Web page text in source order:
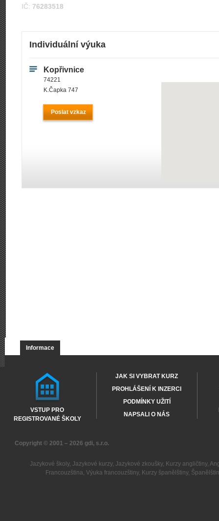
IČ: 76283518
Individuální výuka
Kopřivnice
74221
K.Čapka 747
Poslat vzkaz
Informace
VSTUP PRO
REGISTROVANÉ ŠKOLY
JAK SI VYBRAT KURZ
PROHLÁŠENÍ K INZERCI
PODMÍNKY UŽITÍ
NAPSALI O NÁS
Copyright © 2001 – 2026 gdi, s.r.o.
Jazykové školy, Jazykové kurzy, Jazykové zkoušky, Kurzy angličtiny,
Francouzština,Výuka francouzštiny, Kurzy španělštiny,